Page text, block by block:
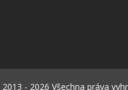
2013 - 2026 Všechna práva